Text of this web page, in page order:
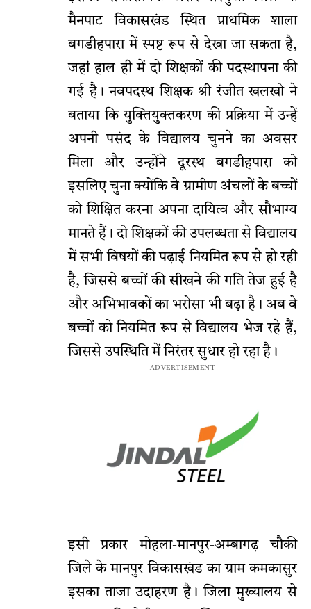
मैनपाट विकासखंड स्थित प्राथमिक शाला
बगडीहपारा में स्पष्ट रूप से देखा जा सकता है,
जहां हाल ही में दो शिक्षकों की पदस्थापना की
गई है। नवपदस्थ शिक्षक श्री रंजीत खलखो ने
बताया कि युक्तियुक्तकरण की प्रक्रिया में उन्हें
अपनी पसंद के विद्यालय चुनने का अवसर
मिला और उन्होंने दूरस्थ बगडीहपारा को
इसलिए चुना क्योंकि वे ग्रामीण अंचलों के बच्चों
को शिक्षित करना अपना दायित्व और सौभाग्य
मानते हैं। दो शिक्षकों की उपलब्धता से विद्यालय
में सभी विषयों की पढ़ाई नियमित रूप से हो रही
है, जिससे बच्चों की सीखने की गति तेज हुई है
और अभिभावकों का भरोसा भी बढ़ा है। अब वे
बच्चों को नियमित रूप से विद्यालय भेज रहे हैं,
जिससे उपस्थिति में निरंतर सुधार हो रहा है।
- ADVERTISEMENT -
इसी प्रकार मोहला-मानपुर-अम्बागढ़ चौकी
जिले के मानपुर विकासखंड का ग्राम कमकासुर
इसका ताजा उदाहरण है। जिला मुख्यालय से